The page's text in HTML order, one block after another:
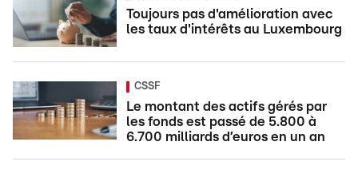
Toujours pas d'amélioration avec
les taux d'intérêts au Luxembourg
CSSF
Le montant des actifs gérés par
les fonds est passé de 5.800 à
6.700 milliards d’euros en un an